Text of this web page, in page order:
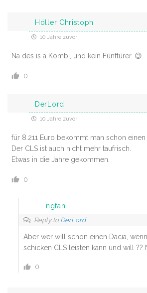
Höller Christoph
10 Jahre zuvor
Na des is a Kombi, und kein Fünftürer. 😉
0
DerLord
10 Jahre zuvor
für 8.211 Euro bekommt man schon einen
Der CLS ist auch nicht mehr taufrisch.
Etwas in die Jahre gekommen.
0
ngfan
Reply to DerLord
Aber wer will schon einen Dacia,
schicken CLS leisten kann und will ??
0